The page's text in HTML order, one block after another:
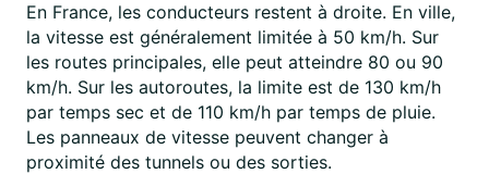
En France, les conducteurs restent à droite. En ville,
la vitesse est généralement limitée à 50 km/h. Sur
les routes principales, elle peut atteindre 80 ou 90
km/h. Sur les autoroutes, la limite est de 130 km/h
par temps sec et de 110 km/h par temps de pluie.
Les panneaux de vitesse peuvent changer à
proximité des tunnels ou des sorties.